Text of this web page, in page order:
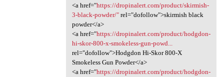
<a href="https://dropinalert.com/product/skirmish-
3-black-powder/"rel="dofollow">skirmish black
powder</a>
<a href="https://dropinalert.com/product/hodgdon-
hi-skor-800-x-smokeless-gun-powd...
rel="dofollow">Hodgdon Hi-Skor 800-X
Smokeless Gun Powder</a>
<a href="https://dropinalert.com/product/hodgdon-